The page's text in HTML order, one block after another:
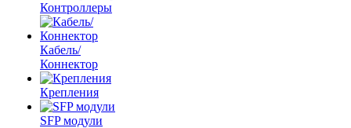
Контроллеры
Кабель/
Коннектор
Крепления
SFP модули